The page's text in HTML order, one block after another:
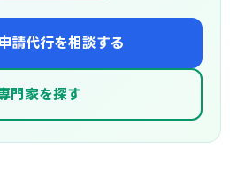
請代行を相談する
門家を探す